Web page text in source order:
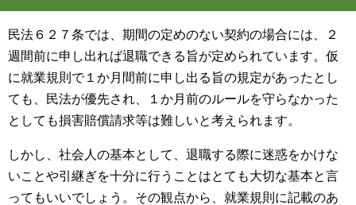
民法６２７条では、期間の定めのない契約の場合には、２
週間前に申し出れば退職できる旨が定められています。仮
に就業規則で１か月間前に申し出る旨の規定があったとし
ても、民法が優先され、１か月前のルールを守らなかった
としても損害賠償請求等は難しいと考えられます。
しかし、社会人の基本として、退職する際に迷惑をかけな
いことや引継ぎを十分に行うことはとても大切な基本と言
ってもいいでしょう。その観点から、就業規則に記載のあ